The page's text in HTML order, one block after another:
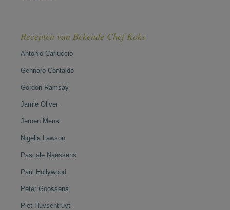
Recepten van Bekende Chef Koks
Antonio Carluccio
Gennaro Contaldo
Gordon Ramsay
Jamie Oliver
Jeroen Meus
Nigella Lawson
Pascale Naessens
Paul Hollywood
Peter Goossens
Piet Huysentruyt